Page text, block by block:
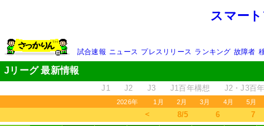
スマー
試合速報 ニュース プレスリリース ランキング 故障者
Jリーグ 最新情報
J1 J2 J3 J1百年構想 J2・J3百
2026年 1月 2月 3月 4月 5月
＜ 8/5 6 7